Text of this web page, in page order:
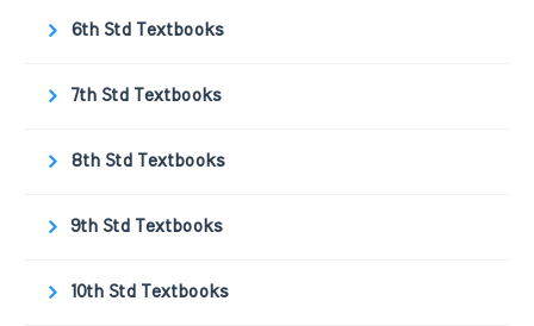
6th Std Textbooks
7th Std Textbooks
8th Std Textbooks
9th Std Textbooks
10th Std Textbooks